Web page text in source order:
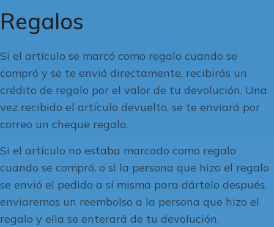
Regalos
Si el artículo se marcó como regalo cuando se
compró y se te envió directamente, recibirás un
crédito de regalo por el valor de tu devolución. Una
vez recibido el artículo devuelto, se te enviará por
correo un cheque regalo.
Si el artículo no estaba marcado como regalo
cuando se compró, o si la persona que hizo el regalo
se envió el pedido a sí misma para dártelo después,
enviaremos un reembolso a la persona que hizo el
regalo y ella se enterará de tu devolución.